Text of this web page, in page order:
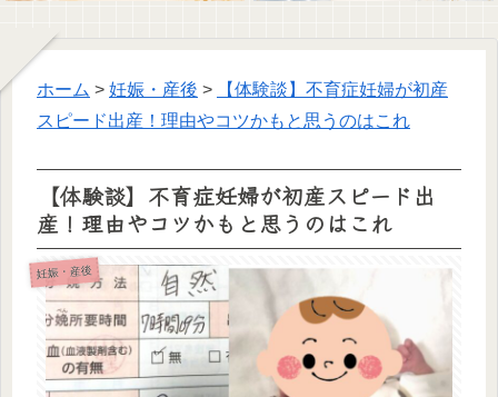
ホーム > 妊娠・産後 >
【体験談】不育症妊婦が初産
スピード出産！理由やコツかもと思うのはこれ
【体験談】不育症妊婦が初産スピード出
産！理由やコツかもと思うのはこれ
妊娠・産後